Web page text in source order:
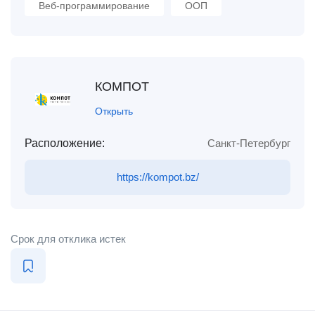
Веб-программирование ООП
КОМПОТ
Открыть
Расположение: Санкт-Петербург
https://kompot.bz/
Срок для отклика истек